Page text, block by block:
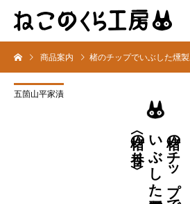
商品案内 楮のチップでいぶした燻製
五箇山平家漬
楮のチップで
いぶした燻製豆腐
〈楮の香り〉